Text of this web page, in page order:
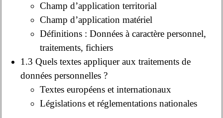
Champ d’application territorial
Champ d’application matériel
Définitions : Données à caractère personnel,
traitements, fichiers
1.3 Quels textes appliquer aux traitements de
données personnelles ?
Textes européens et internationaux
Législations et réglementations nationales